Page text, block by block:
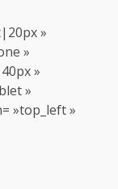
»
»
»
»
»top_left »